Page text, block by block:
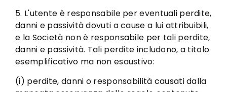
5. L'utente è responsabile per eventuali perdite,
danni e passività dovuti a cause a lui attribuibili,
e la Società non è responsabile per tali perdite,
danni e passività. Tali perdite includono, a titolo
esemplificativo ma non esaustivo:
(i) perdite, danni o responsabilità causati dalla